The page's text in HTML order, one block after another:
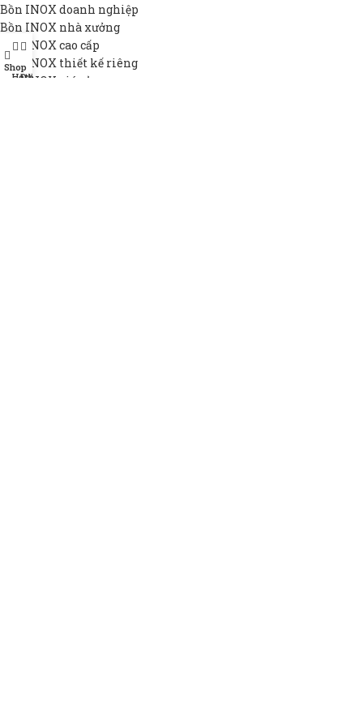
Bồn INOX doanh nghiệp
Bồn INOX nhà xưởng
Bồn INOX cao cấp
Bồn INOX thiết kế riêng
Bồn INOX giá rẻ
Shop
Hotline
Đại lý